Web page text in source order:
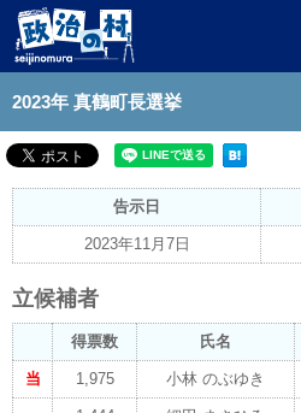
2023年 真鶴町長選挙
告示日
2023年11月7日
立候補者
得票数 氏名
当 1,975 小林 のぶゆき